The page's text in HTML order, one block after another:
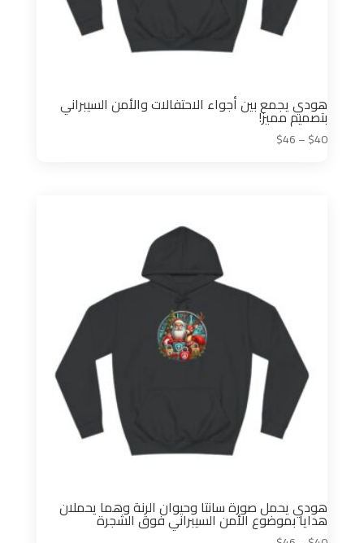
هودي يجمع بين أجواء الاحتفالات والأمن السيبراني
بتصميم مميز!
$40
–
$46 نطاق
هودي يحمل صورة سانتا وحيوان الرنة وهما يحملان
هدايا بموضوع الأمن السيبراني فوق الشجرة